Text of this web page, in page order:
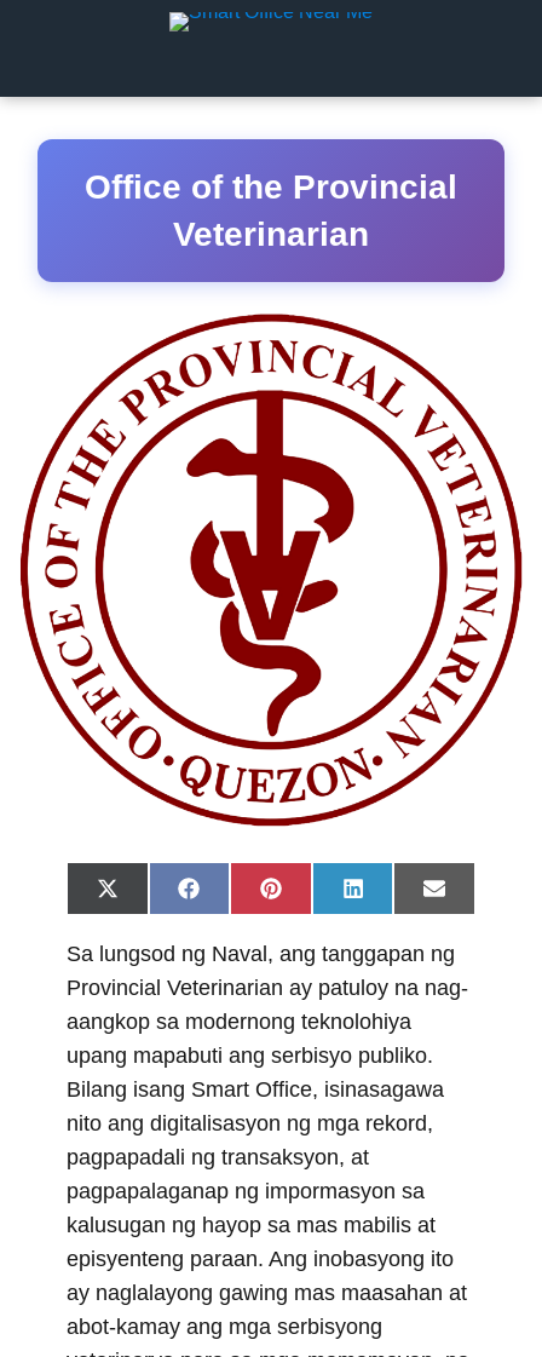
Office of the Provincial
Veterinarian
Share
on
X
(
w
t
t
e
r
)
Share
on
F
a
e
o
o
k
Share
on
P
i
t
r
e
s
t
Share
on
L
i
k
d
I
n
Share
on
E
m
i
Sa lungsod ng Naval, ang tanggapan ng
Provincial Veterinarian ay patuloy na nag-
aangkop sa modernong teknolohiya
upang mapabuti ang serbisyo publiko.
Bilang isang Smart Office, isinasagawa
nito ang digitalisasyon ng mga rekord,
pagpapadali ng transaksyon, at
pagpapalaganap ng impormasyon sa
kalusugan ng hayop sa mas mabilis at
episyenteng paraan. Ang inobasyong ito
ay naglalayong gawing mas maasahan at
abot-kamay ang mga serbisyong